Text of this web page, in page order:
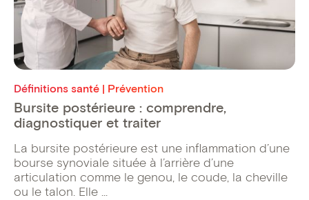
Définitions santé | Prévention
Bursite postérieure : comprendre,
diagnostiquer et traiter
La bursite postérieure est une inflammation d’une
bourse synoviale située à l’arrière d’une
articulation comme le genou, le coude, la cheville
ou le talon. Elle ...